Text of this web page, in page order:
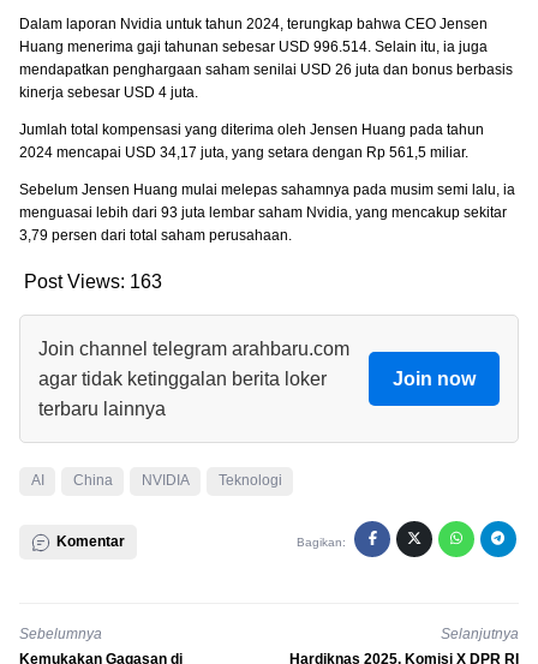
Dalam laporan Nvidia untuk tahun 2024, terungkap bahwa CEO Jensen
Huang menerima gaji tahunan sebesar USD 996.514. Selain itu, ia juga
mendapatkan penghargaan saham senilai USD 26 juta dan bonus berbasis
kinerja sebesar USD 4 juta.
Jumlah total kompensasi yang diterima oleh Jensen Huang pada tahun
2024 mencapai USD 34,17 juta, yang setara dengan Rp 561,5 miliar.
Sebelum Jensen Huang mulai melepas sahamnya pada musim semi lalu, ia
menguasai lebih dari 93 juta lembar saham Nvidia, yang mencakup sekitar
3,79 persen dari total saham perusahaan.
Post Views: 163
Join channel telegram arahbaru.com
agar tidak ketinggalan berita loker
terbaru lainnya
Join now
AI China NVIDIA Teknologi
Komentar Bagikan:
Sebelumnya
Kemukakan Gagasan di
Selanjutnya
Hardiknas 2025, Komisi X DPR RI